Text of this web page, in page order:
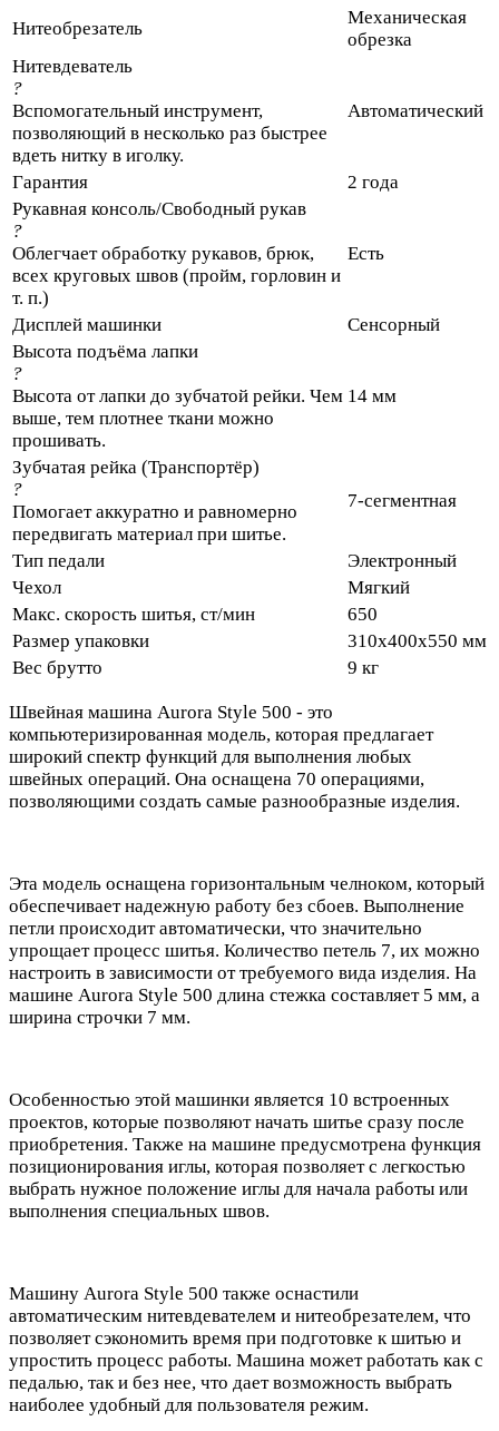
Нитеобрезатель
Механическая
обрезка
Нитевдеватель
?
Вспомогательный инструмент,
позволяющий в несколько раз быстрее
вдеть нитку в иголку.
Автоматический
Гарантия
2 года
Рукавная консоль/Свободный рукав
?
Облегчает обработку рукавов, брюк,
всех круговых швов (пройм, горловин и
т. п.)
Есть
Дисплей машинки
Сенсорный
Высота подъёма лапки
?
Высота от лапки до зубчатой рейки. Чем
выше, тем плотнее ткани можно
прошивать.
14 мм
Зубчатая рейка (Транспортёр)
?
Помогает аккуратно и равномерно
передвигать материал при шитье.
7-сегментная
Тип педали
Электронный
Чехол
Мягкий
Макс. скорость шитья, ст/мин
650
Размер упаковки
310x400x550 мм
Вес брутто
9 кг
Швейная машина Aurora Style 500 - это
компьютеризированная модель, которая предлагает
широкий спектр функций для выполнения любых
швейных операций. Она оснащена 70 операциями,
позволяющими создать самые разнообразные изделия.
Эта модель оснащена горизонтальным челноком, который
обеспечивает надежную работу без сбоев. Выполнение
петли происходит автоматически, что значительно
упрощает процесс шитья. Количество петель 7, их можно
настроить в зависимости от требуемого вида изделия. На
машине Aurora Style 500 длина стежка составляет 5 мм, а
ширина строчки 7 мм.
Особенностью этой машинки является 10 встроенных
проектов, которые позволяют начать шитье сразу после
приобретения. Также на машине предусмотрена функция
позиционирования иглы, которая позволяет с легкостью
выбрать нужное положение иглы для начала работы или
выполнения специальных швов.
Машину Aurora Style 500 также оснастили
автоматическим нитевдевателем и нитеобрезателем, что
позволяет сэкономить время при подготовке к шитью и
упростить процесс работы. Машина может работать как с
педалью, так и без нее, что дает возможность выбрать
наиболее удобный для пользователя режим.